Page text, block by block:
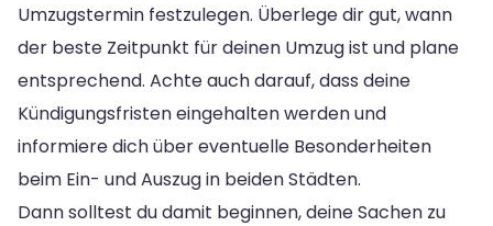
Umzugstermin festzulegen. Überlege dir gut, wann
der beste Zeitpunkt für deinen Umzug ist und plane
entsprechend. Achte auch darauf, dass deine
Kündigungsfristen eingehalten werden und
informiere dich über eventuelle Besonderheiten
beim Ein- und Auszug in beiden Städten.
Dann solltest du damit beginnen, deine Sachen zu